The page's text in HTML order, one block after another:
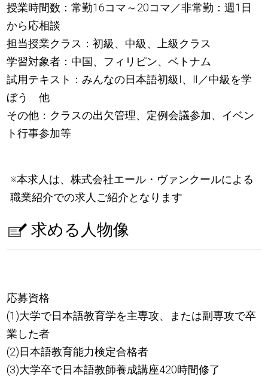
授業時間数：常勤16コマ～20コマ／非常勤：週1日
から応相談
担当授業クラス：初級、中級、上級クラス
学習対象者：中国、フィリピン、ベトナム
試用テキスト：みんなの日本語初級Ⅰ、Ⅱ／中級を学
ぼう 他
その他：クラスの出欠管理、定例会議参加、イベン
ト行事参加等
※本求人は、株式会社エール・ヴァンクールによる
職業紹介での求人ご紹介となります
求める人物像
応募資格
(1)大学で日本語教育学を主専攻、または副専攻で卒
業した者
(2)日本語教育能力検定合格者
(3)大学卒で日本語教師養成講座420時間修了